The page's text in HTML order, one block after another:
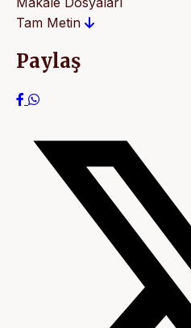
Tam Metin
Paylaş